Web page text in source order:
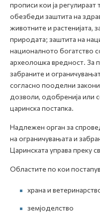
Е-Царина
Медиа центар
Контакт
Е-Весник
прописи кои ја регулираат
обезбеди заштита на
животните и растенијата,
природата; заштита на
националното богатство
археолошка вредност. За
забраните и
согласно пооделни
дозволи, одобренија или
царинска постапка.
Надлежен орган за
на ограничувањата и
Царинската управа преку
Областите по кои
храна и
земјоделство